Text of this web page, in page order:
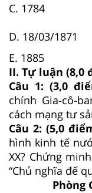
C. 1784
D. 18/03/1871
E. 1885
II. Tự luận (8,0
Câu 1: (3,0
chính Gia-cô-
cách mạng tư
Câu 2: (5,0
hình kinh tế
XX? Chứng
“Chủ nghĩa đế
Phòng